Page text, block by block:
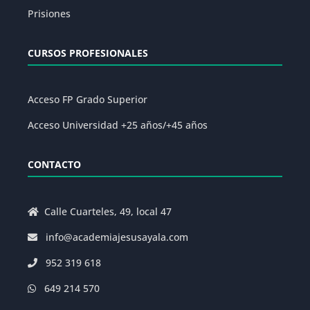
Prisiones
CURSOS PROFESIONALES
Acceso FP Grado Superior
Acceso Universidad +25 años/+45 años
CONTACTO
Calle Cuarteles, 49, local 47
info@academiajesusayala.com
952 319 618
649 214 570